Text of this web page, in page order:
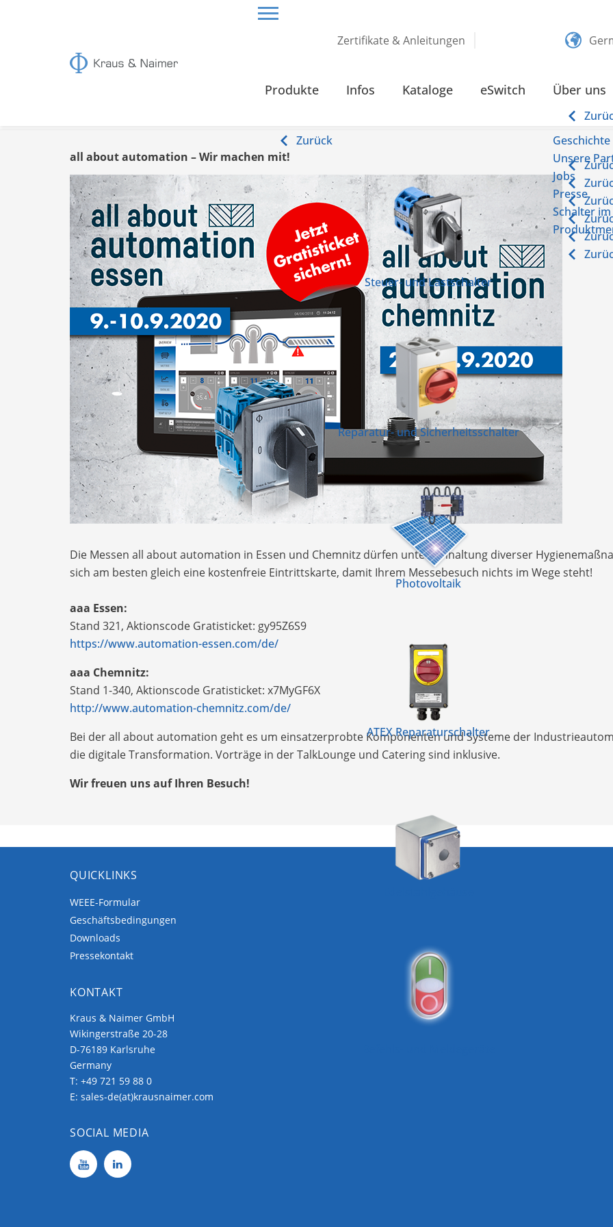
Zertifikate & Anleitungen
Produkte
Zurück
Steuer- und Lastschalter
Reparatur- und Sicherheitsschalter
Photovoltaik
ATEX Reparaturschalter
Infos Kataloge eSwitch Über uns
Geschichte
Unsere
Jobs
Presse
Schalter im
HOME
all about automation – Wir machen mit!
Die Messen all about automation in Essen und Chemnitz dürfen unter Einhaltung diverser
sich am besten gleich eine kostenfreie Eintrittskarte, damit Ihrem Messebesuch nichts im Wege steht!
aaa Essen:
Stand 321, Aktionscode Gratisticket: gy95Z6S9
https://www.automation-essen.com/de/
aaa Chemnitz:
Stand 1-340, Aktionscode Gratisticket: x7MyGF6X
http://www.automation-chemnitz.com/de/
Bei der all about automation geht es um einsatzerprobte Komponenten und Systeme der
die digitale Transformation. Vorträge in der TalkLounge und Catering sind inklusive.
Wir freuen uns auf Ihren Besuch!
QUICKLINKS
WEEE-Formular
Geschäftsbedingungen
Downloads
Pressekontakt
KONTAKT
Kraus & Naimer GmbH
Wikingerstraße 20-28
D-76189 Karlsruhe
Germany
T: +49 721 59 88 0
E: sales-de(at)krausnaimer.com
SOCIAL MEDIA